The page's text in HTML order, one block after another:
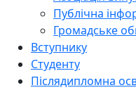
Публічна
Громадське
Вступнику
Студенту
Післядипломна